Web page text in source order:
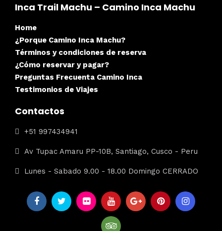
Inca Trail Machu – Camino Inca Machu
Home
¿Porque Camino Inca Machu?
Términos y condiciones de reserva
¿Cómo reservar y pagar?
Preguntas Frecuenta Camino Inca
Testimonios de Viajes
Contactos
+51 997434941
Av Tupac Amaru PP-10B, Santiago, Cusco - Peru
Lunes - Sabado 9.00 - 18.00 Domingo CERRADO